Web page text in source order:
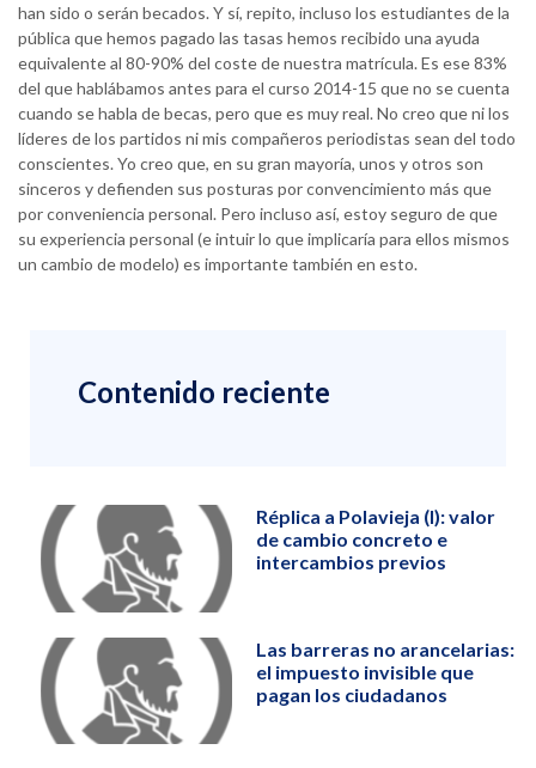
han sido o serán becados. Y sí, repito, incluso los estudiantes de la
pública que hemos pagado las tasas hemos recibido una ayuda
equivalente al 80-90% del coste de nuestra matrícula. Es ese 83%
del que hablábamos antes para el curso 2014-15 que no se cuenta
cuando se habla de becas, pero que es muy real. No creo que ni los
líderes de los partidos ni mis compañeros periodistas sean del todo
conscientes. Yo creo que, en su gran mayoría, unos y otros son
sinceros y defienden sus posturas por convencimiento más que
por conveniencia personal. Pero incluso así, estoy seguro de que
su experiencia personal (e intuir lo que implicaría para ellos mismos
un cambio de modelo) es importante también en esto.
Contenido reciente
Réplica a Polavieja (I): valor
de cambio concreto e
intercambios previos
Las barreras no arancelarias:
el impuesto invisible que
pagan los ciudadanos